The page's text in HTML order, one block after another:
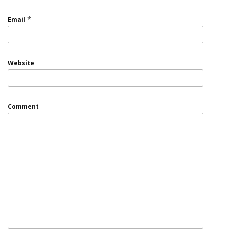
Email *
Website
Comment